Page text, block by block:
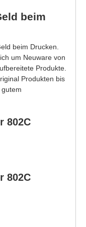
beim
beim Drucken.
um Neuware von
Produkte.
Produkten bis
802C
802C